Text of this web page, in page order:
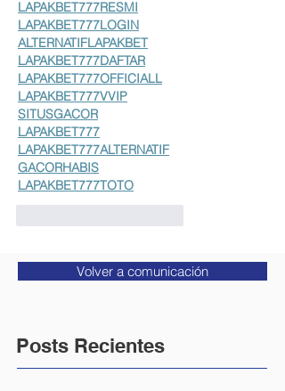
LAPAKBET777RESMI
LAPAKBET777LOGIN
ALTERNATIFLAPAKBET
LAPAKBET777DAFTAR
LAPAKBET777OFFICIALL
LAPAKBET777VVIP
SITUSGACOR
LAPAKBET777
LAPAKBET777ALTERNATIF
GACORHABIS
LAPAKBET777TOTO
Volver a comunicación
Posts Recientes